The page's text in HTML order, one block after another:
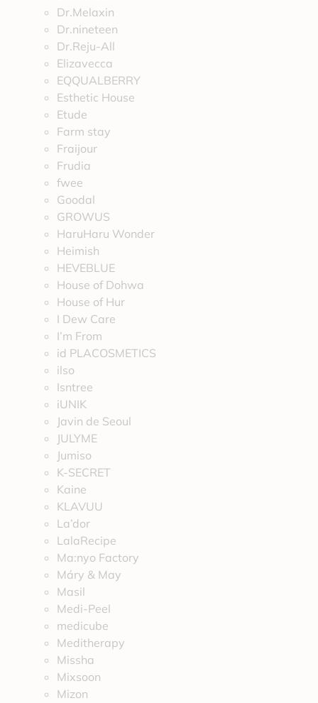
Dr.Melaxin
Dr.nineteen
Dr.Reju-All
Elizavecca
EQQUALBERRY
Esthetic House
Etude
Farm stay
Fraijour
Frudia
fwee
Goodal
GROWUS
HaruHaru Wonder
Heimish
HEVEBLUE
House of Dohwa
House of Hur
I Dew Care
I’m From
id PLACOSMETICS
ilso
Isntree
iUNIK
Javin de Seoul
JULYME
Jumiso
K-SECRET
Kaine
KLAVUU
La’dor
LalaRecipe
Ma:nyo Factory
Máry & May
Masil
Medi-Peel
medicube
Meditherapy
Missha
Mixsoon
Mizon